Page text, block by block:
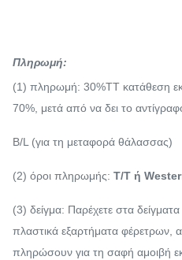
Πληρωμή:
(1) πληρωμή: 30%TT κατάθεση
70%, μετά από να δει το
B/L (για τη μεταφορά θάλασσας)
(2) όροι πληρωμής: T/T ή
(3) δείγμα: Παρέχετε στα
πλαστικά εξαρτήματα φέρετρων,
πληρώσουν για τη σαφή αμοιβή